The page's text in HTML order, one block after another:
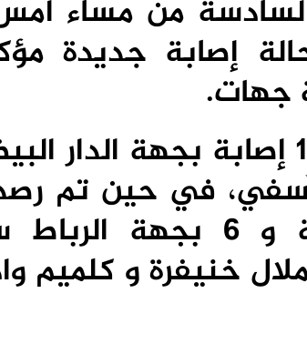
من مساء
حالة إصابة جديدة
و تشمل الاصابات التي تم تسجيلها، 13 إصابة بجهة
حالات بجهة طنجة تطوان الحسيمة و 6 بجهة
خنيفرة و كلميم